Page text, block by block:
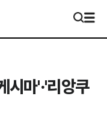
시마'·'리앙쿠